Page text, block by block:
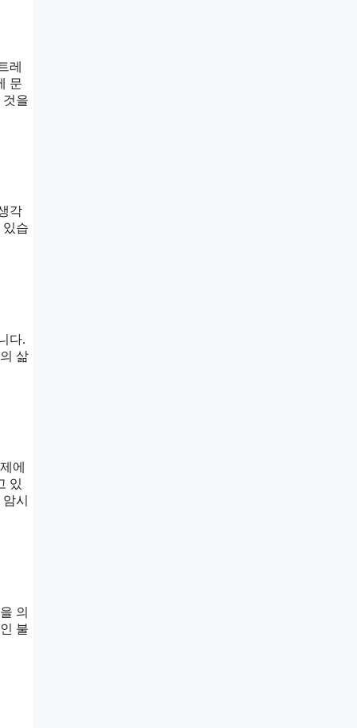
레
문
것을
각
있습
다.
삶
에
있
시
의
불